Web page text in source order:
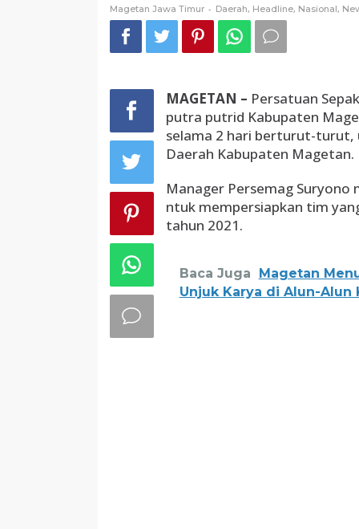
Bangkit
Seleksi
Calon
Pemain
dan
U-
23
Magetan Jawa Timur - Daerah, Headline, Nasional,
MAGETAN – Persatuan
putra putrid Kabupaten
selama 2 hari berturut-
Daerah Kabupaten Magetan.
Manager Persemag Suryono
ntuk mempersiapkan tim
tahun 2021.
Baca Juga
Magetan
Unjuk Karya di Alun-Alun